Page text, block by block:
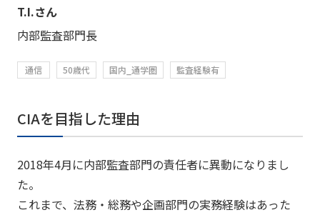
T.I.さん
内部監査部門長
通信 50歳代 国内_通学圏 監査経験有
CIAを目指した理由
2018年4月に内部監査部門の責任者に異動になりまし
た。
これまで、法務・総務や企画部門の実務経験はあった